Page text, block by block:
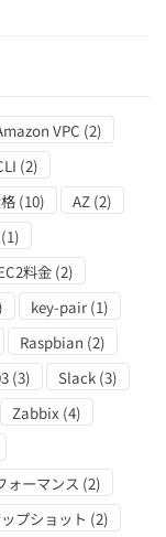
VPC (2)
(2)
(10) AZ (2)
(1)
料金 (2)
key-pair (1)
Raspbian (2)
(3) Slack (3)
Zabbix (4)
ォーマンス (2)
プショット (2)